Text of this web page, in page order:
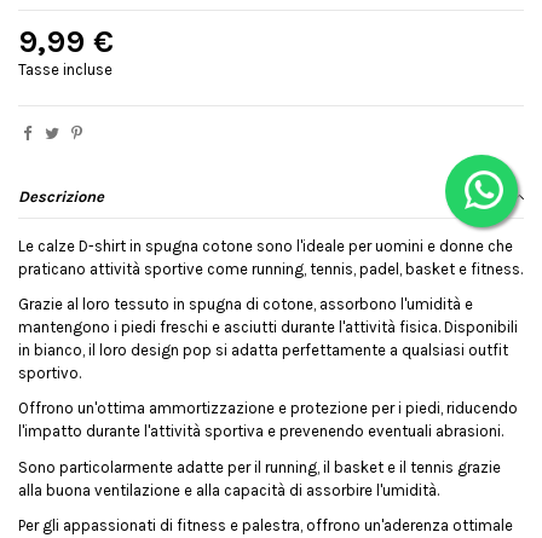
9,99 €
Tasse incluse
Descrizione
Le calze D-shirt in spugna cotone sono l'ideale per uomini e donne che
praticano attività sportive come running, tennis, padel, basket e fitness.
Grazie al loro tessuto in spugna di cotone, assorbono l'umidità e
mantengono i piedi freschi e asciutti durante l'attività fisica. Disponibili
in bianco, il loro design pop si adatta perfettamente a qualsiasi outfit
sportivo.
Offrono un'ottima ammortizzazione e protezione per i piedi, riducendo
l'impatto durante l'attività sportiva e prevenendo eventuali abrasioni.
Sono particolarmente adatte per il running, il basket e il tennis grazie
alla buona ventilazione e alla capacità di assorbire l'umidità.
Per gli appassionati di fitness e palestra, offrono un'aderenza ottimale